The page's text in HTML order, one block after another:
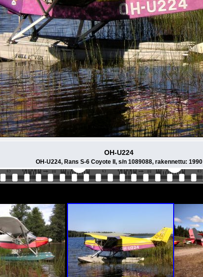
OH-U224
OH-U224, Rans S-6 Coyote II, s/n 1089088, rakennettu: 1990